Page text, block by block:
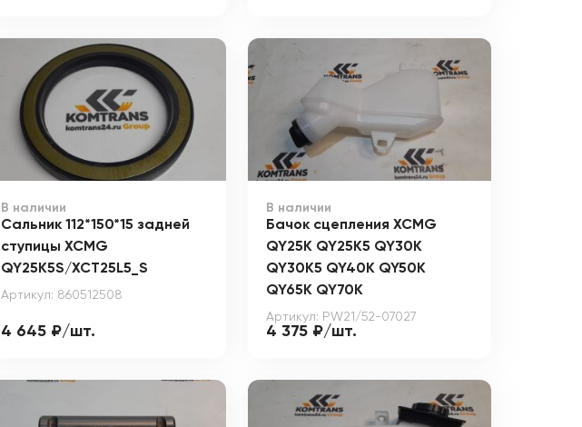
В наличии
Сальник 112*150*15 задней
ступицы XCMG
QY25K5S/XCT25L5_S
Артикул: 860512508
4 645 ₽/шт.
В наличии
Бачок сцепления XCMG
QY25K QY25K5 QY30K
QY30K5 QY40K QY50K
QY65K QY70K
Артикул: PW21/52-07027
4 375 ₽/шт.